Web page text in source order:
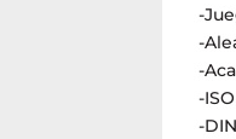
-
-
-
-ISO
-